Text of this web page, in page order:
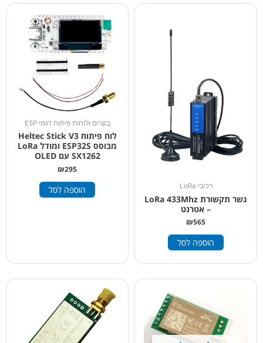
רכיבי LoRa
גשר תקשורת LoRa 433Mhz
– אטרנט
₪565
הוספה לסל
בקרים ולוחות פיתוח דגמי ESP
לוח פיתוח Heltec Stick V3
מבוסס ESP32S ומודל LoRa
SX1262 עם OLED
₪295
הוספה לסל